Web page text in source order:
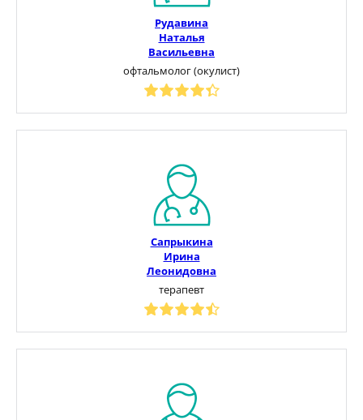
Рудавина
Наталья
Васильевна
офтальмолог (окулист)
Сапрыкина
Ирина
Леонидовна
терапевт